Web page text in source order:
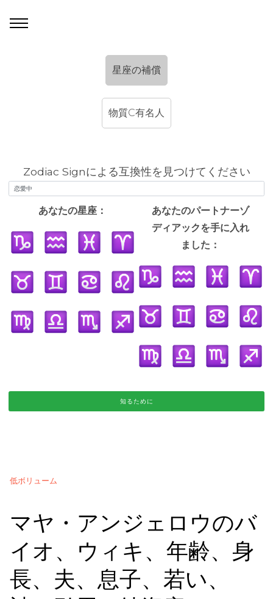
星座の補償
物質C有名人
Zodiac Signによる互換性を見つけてください
あなたの星座：
あなたのパートナーゾ
ディアックを手に入れ
ました：
知るために
低ボリューム
マヤ・アンジェロウのバ
イオ、ウィキ、年齢、身
長、夫、息子、若い、